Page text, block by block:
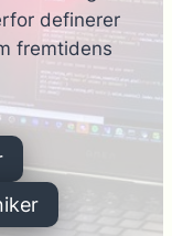
definerer
fremtidens